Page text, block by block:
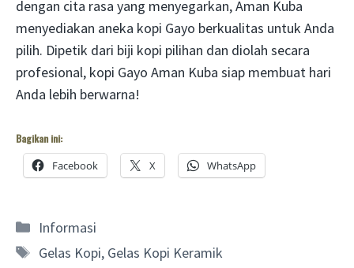
dengan cita rasa yang menyegarkan, Aman Kuba
menyediakan aneka kopi Gayo berkualitas untuk Anda
pilih. Dipetik dari biji kopi pilihan dan diolah secara
profesional, kopi Gayo Aman Kuba siap membuat hari
Anda lebih berwarna!
Bagikan ini:
Facebook X WhatsApp
Categories
Informasi
Tags
Gelas Kopi, Gelas Kopi Keramik